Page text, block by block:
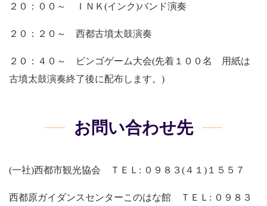
２０：００～ ＩＮＫ(インク)バンド演奏
２０：２０～ 西都古墳太鼓演奏
２０：４０～ ビンゴゲーム大会(先着１００名 用紙は
古墳太鼓演奏終了後に配布します。)
お問い合わせ先
(一社)西都市観光協会 ＴＥＬ: ０９８３(４１)１５５７
西都原ガイダンスセンターこのはな館 ＴＥＬ: ０９８３